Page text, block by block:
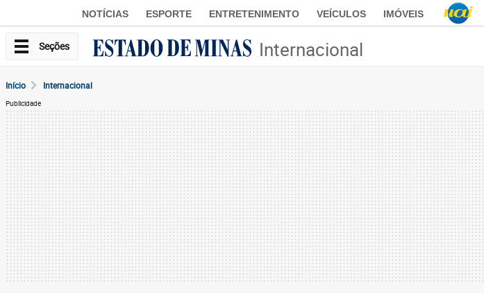
NOTÍCIAS ESPORTE ENTRETENIMENTO VEÍCULOS IMÓVEIS
Seções Internacional
Início Internacional
Publicidade